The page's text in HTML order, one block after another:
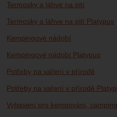
Termosky a láhve na pití
Termosky a láhve na pití Platypus
Kempingové nádobí
Kempingové nádobí Platypus
Potřeby na vaření v přírodě
Potřeby na vaření v přírodě
Vybavení pro kempování,